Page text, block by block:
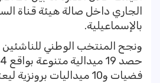
الجاري داخل صالة هيئة قناة
بالإسماعيلية.
ونجح المنتخب الوطني
فضيات و10 ميداليات